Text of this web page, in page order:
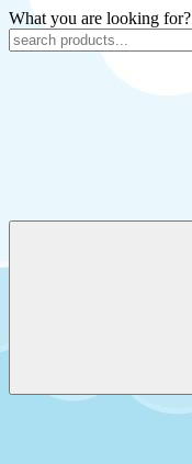
What you are looking for?